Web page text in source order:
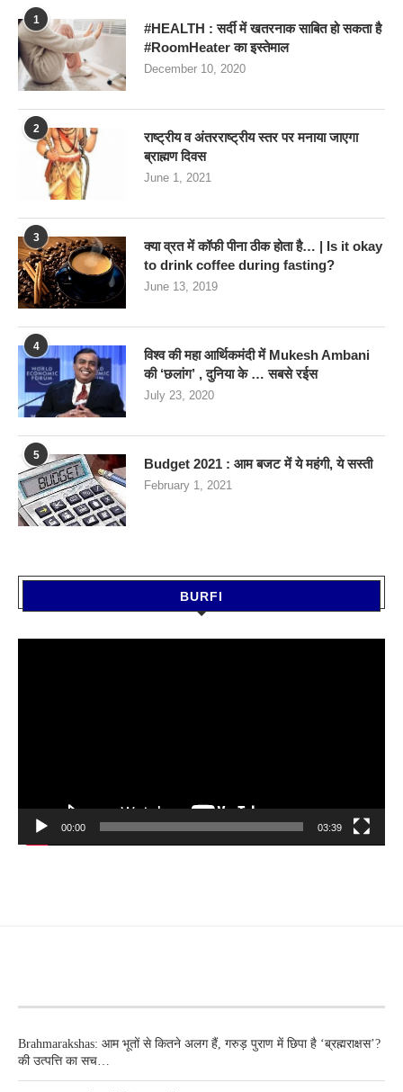
1
#HEALTH : सर्दी में खतरनाक साबित हो सकता है
#RoomHeater का इस्तेमाल
December 10, 2020
2
राष्ट्रीय व अंतरराष्ट्रीय स्तर पर मनाया जाएगा
ब्राह्मण दिवस
June 1, 2021
3
क्या व्रत में कॉफी पीना ठीक होता है… | Is it okay
to drink coffee during fasting?
June 13, 2019
4
विश्व की महा आर्थिकमंदी में Mukesh Ambani
की ‘छलांग’ , दुनिया के … सबसे रईस
July 23, 2020
5
Budget 2021 : आम बजट में ये महंगी, ये सस्‍ती
February 1, 2021
BURFI
00:00 03:39
Brahmarakshas: आम भूतों से कितने अलग हैं, गरुड़ पुराण में छिपा है ‘ब्रह्मराक्षस’?
की उत्पत्ति का सच…